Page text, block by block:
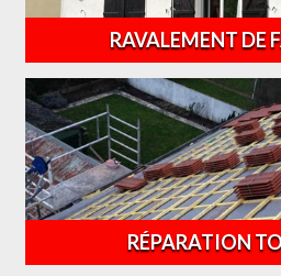
RAVALEMENT DE
RÉPARATION